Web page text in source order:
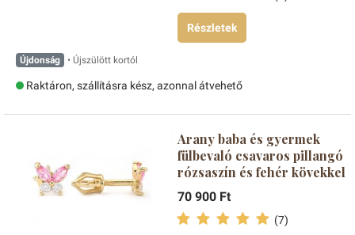
Részletek
Újdonság • Újszülött kortól
Raktáron, szállításra kész, azonnal átvehető
Arany baba és gyermek
fülbevaló csavaros pillangó
rózsaszín és fehér kövekkel
70 900 Ft
(7)